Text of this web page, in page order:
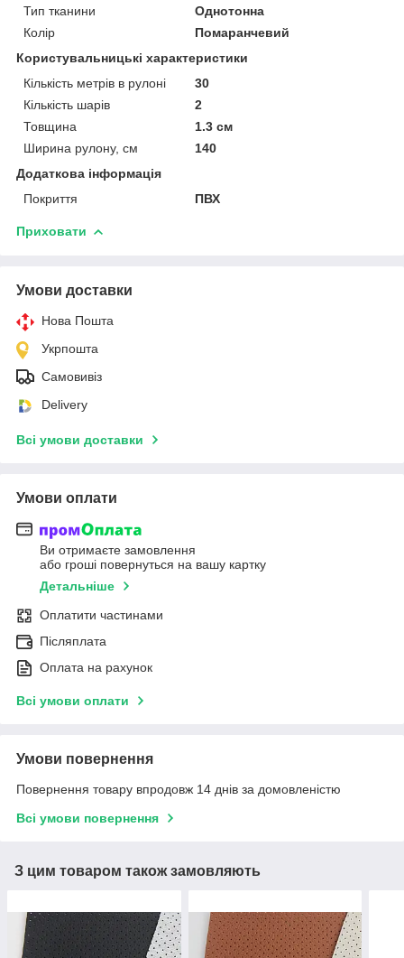
Тип тканини
Однотонна
Колір
Помаранчевий
Користувальницькі характеристики
Кількість метрів в рулоні
30
Кількість шарів
2
Товщина
1.3 см
Ширина рулону, см
140
Додаткова інформація
Покриття
ПВХ
Приховати
Умови доставки
Нова Пошта
Укрпошта
Самовивіз
Delivery
Всі умови доставки
Умови оплати
Ви отримаєте замовлення
або гроші повернуться на вашу картку
Детальніше
Оплатити частинами
Післяплата
Оплата на рахунок
Всі умови оплати
Умови повернення
Повернення товару впродовж 14 днів за домовленістю
Всі умови повернення
З цим товаром також замовляють